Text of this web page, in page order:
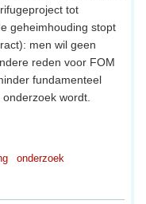
tot
geheimhouding stopt
men wil geen
reden voor FOM
fundamenteel
wordt.
onderzoek